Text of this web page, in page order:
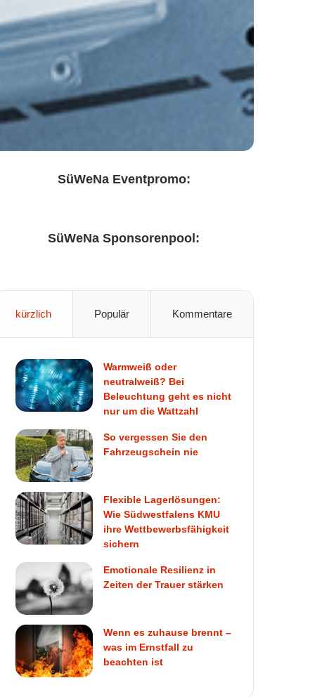
SüWeNa Eventpromo:
SüWeNa Sponsorenpool:
kürzlich Populär Kommentare
Warmweiß oder
neutralweiß? Bei
Beleuchtung geht es nicht
nur um die Wattzahl
So vergessen Sie den
Fahrzeugschein nie
Flexible Lagerlösungen:
Wie Südwestfalens KMU
ihre Wettbewerbsfähigkeit
sichern
Emotionale Resilienz in
Zeiten der Trauer stärken
Wenn es zuhause brennt –
was im Ernstfall zu
beachten ist